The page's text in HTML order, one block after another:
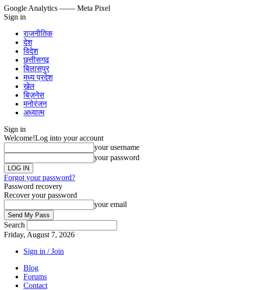
Google Analytics —— Meta Pixel
Sign in
राजनीतिक
देश
विदेश
छत्तीसगढ़
बिलासपुर
मध्य प्रदेश
खेल
बिज़नेस
मनोरंजन
अध्यात्म
Sign in
Welcome!Log into your account
your username
your password
Forgot your password?
Password recovery
Recover your password
your email
Search
Friday, August 7, 2026
Sign in / Join
Blog
Forums
Contact